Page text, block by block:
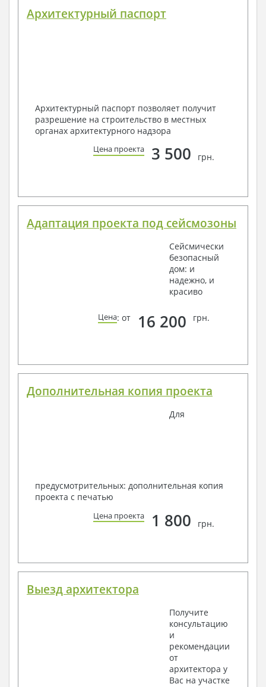
Архитектурный паспорт
Архитектурный паспорт позволяет получит
разрешение на строительство в местных
органах архитектурного надзора
Цена проекта 3 500 грн.
Адаптация проекта под сейсмозоны
Сейсмически
безопасный
дом: и
надежно, и
красиво
Цена: от 16 200 грн.
Дополнительная копия проекта
Для
предусмотрительных: дополнительная копия
проекта с печатью
Цена проекта 1 800 грн.
Выезд архитектора
Получите
консультацию
и
рекомендации
от
архитектора у
Вас на участке